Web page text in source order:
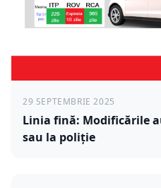
29 SEPTEMBRIE 2025
Linia fină: Modificările
sau la poliție